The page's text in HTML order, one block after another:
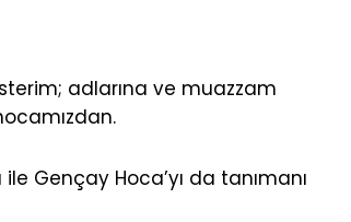
adlarına ve muazzam
Gençay Hoca’yı da tanımanı